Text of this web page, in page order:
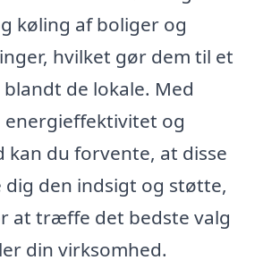
køling af boliger og
hvilket gør dem til et
de lokale. Med
og
kan du forvente, at disse
dig den indsigt og støtte,
at træffe det bedste valg
din virksomhed.